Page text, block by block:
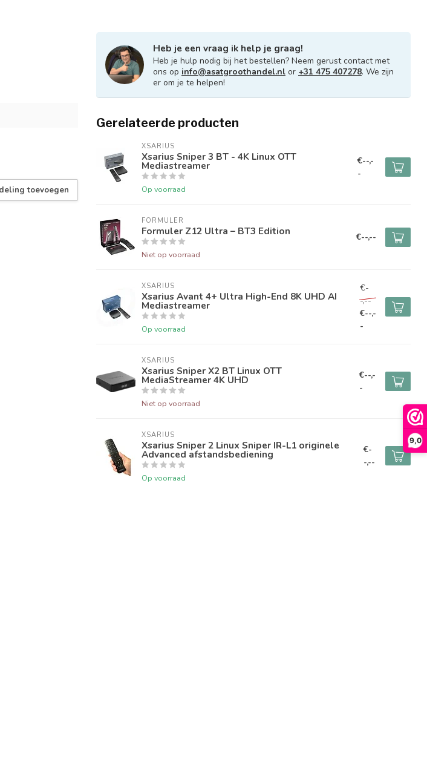
9,0
toevoegen
Heb je een vraag ik help je graag!
Heb je hulp nodig bij het bestellen? Neem gerust contact met
ons op info@asatgroothandel.nl or +31 475 407278. We zijn
er om je te helpen!
Gerelateerde producten
XSARIUS
Xsarius Sniper 3 BT - 4K Linux OTT
Mediastreamer
Op voorraad
€--,-
-
FORMULER
Formuler Z12 Ultra – BT3 Edition
Niet op voorraad
€--,--
XSARIUS
Xsarius Avant 4+ Ultra High-End 8K UHD AI
Mediastreamer
Op voorraad
€-
-,--
€--,-
-
XSARIUS
Xsarius Sniper X2 BT Linux OTT
MediaStreamer 4K UHD
Niet op voorraad
€--,-
-
XSARIUS
Xsarius Sniper 2 Linux Sniper IR-L1 originele
Advanced afstandsbediening
Op voorraad
€-
-,--